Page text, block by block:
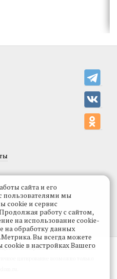
Копирование и использование
цитирование возможно только
сайта и его
пользователями мы
cookie и сервис
работу с сайтом,
на использование cookie-
на обработку данных
Вы всегда можете
в настройках Вашего